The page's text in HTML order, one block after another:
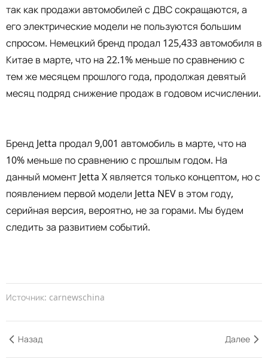
так как продажи автомобилей с ДВС сокращаются, а
его электрические модели не пользуются большим
спросом. Немецкий бренд продал 125,433 автомобиля в
Китае в марте, что на 22.1% меньше по сравнению с
тем же месяцем прошлого года, продолжая девятый
месяц подряд снижение продаж в годовом исчислении.
Бренд Jetta продал 9,001 автомобиль в марте, что на
10% меньше по сравнению с прошлым годом. На
данный момент Jetta X является только концептом, но с
появлением первой модели Jetta NEV в этом году,
серийная версия, вероятно, не за горами. Мы будем
следить за развитием событий.
Источник: carnewschina
Назад Далее